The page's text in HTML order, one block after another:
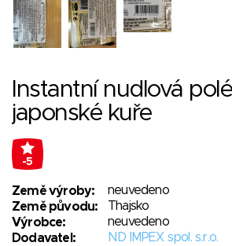
Instantní nudlová
japonské kuře
-5
Země výroby:
neuvedeno
Země původu:
Thajsko
Výrobce:
neuvedeno
Dodavatel:
ND IMPEX spol. s.r.o.